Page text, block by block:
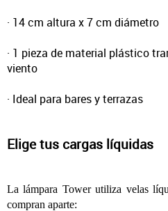
· 14 cm altura x 7 cm diámetro
· 1 pieza de material plástico
viento
· Ideal para bares y terrazas
Elige tus cargas líquidas
La lámpara Tower utiliza velas
compran aparte: